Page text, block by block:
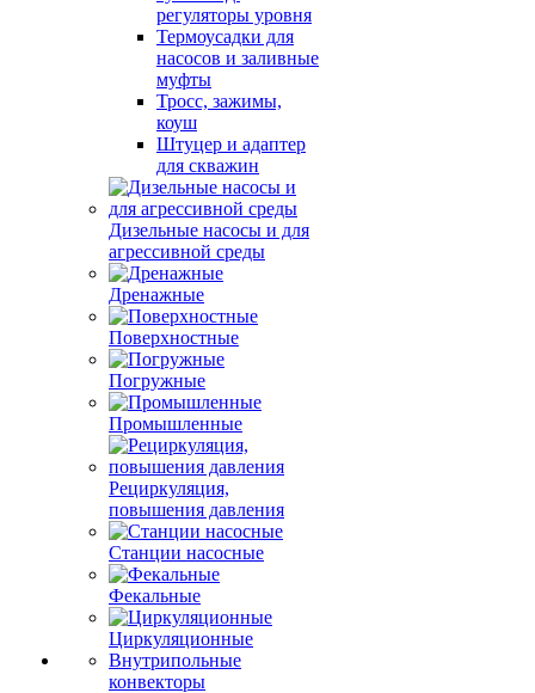
регуляторы уровня
Термоусадки для
насосов и заливные
муфты
Тросс, зажимы,
коуш
Штуцер и адаптер
для скважин
Дизельные насосы и для
агрессивной среды
Дренажные
Поверхностные
Погружные
Промышленные
Рециркуляция,
повышения давления
Станции насосные
Фекальные
Циркуляционные
Внутрипольные
конвекторы